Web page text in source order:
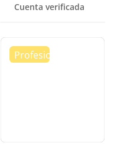
pulgadas
Cuenta verificada